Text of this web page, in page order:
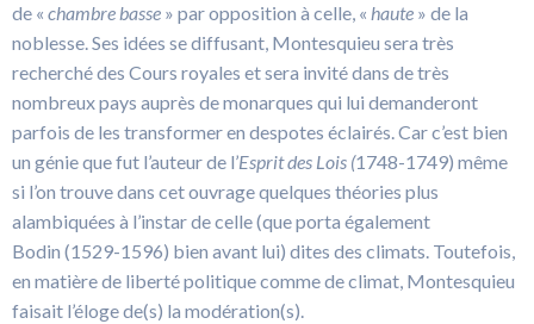
de « chambre basse » par opposition à celle, « haute » de la
noblesse. Ses idées se diffusant, Montesquieu sera très
recherché des Cours royales et sera invité dans de très
nombreux pays auprès de monarques qui lui demanderont
parfois de les transformer en despotes éclairés. Car c’est bien
un génie que fut l’auteur de l’Esprit des Lois (1748-1749) même
si l’on trouve dans cet ouvrage quelques théories plus
alambiquées à l’instar de celle (que porta également
Bodin (1529-1596) bien avant lui) dites des climats. Toutefois,
en matière de liberté politique comme de climat, Montesquieu
faisait l’éloge de(s) la modération(s).